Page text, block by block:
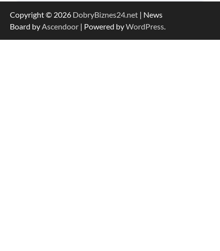
Copyright © 2026 DobryBiznes24.net | News
Board byAscendoor | Powered byWordPress.